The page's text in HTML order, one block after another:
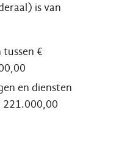
is van
€
en diensten
221.000,00